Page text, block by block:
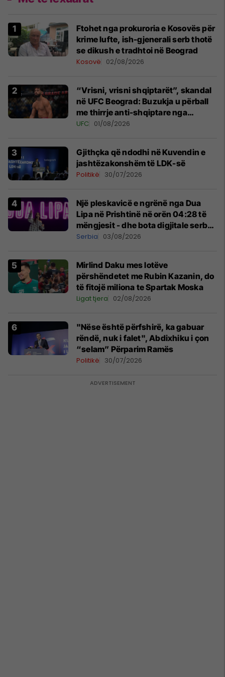
Ftohet nga prokuroria e Kosovës për
krime lufte, ish-gjenerali serb thotë
se dikush e tradhtoi në Beograd
Kosovë 02/08/2026
“Vrisni, vrisni shqiptarët”, skandal
në UFC Beograd: Buzukja u përball
me thirrje anti-shqiptare nga
tribunat
UFC 01/08/2026
Gjithçka që ndodhi në Kuvendin e
jashtëzakonshëm të LDK-së
Politikë 30/07/2026
Një pleskavicë e ngrënë nga Dua
Lipa në Prishtinë në orën 04:28 të
mëngjesit - dhe bota digjitale serbe
shpall gjendjen e luftës
Serbia 03/08/2026
Mirlind Daku mes lotëve
përshëndetet me Rubin Kazanin, do
të fitojë miliona te Spartak Moska
Ligat tjera 02/08/2026
"Nëse është përfshirë, ka gabuar
rëndë, nuk i falet", Abdixhiku i çon
“selam” Përparim Ramës
Politikë 30/07/2026